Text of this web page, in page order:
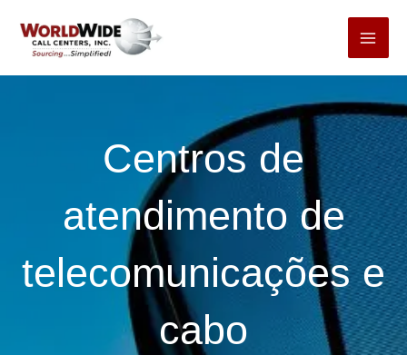
para
Centros de
atendimento de
telecomunicações e
cabo